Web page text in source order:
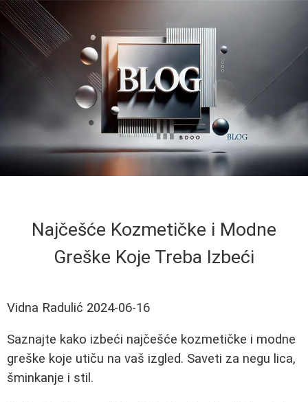
Najčešće Kozmetičke i Modne
Greške Koje Treba Izbeći
Vidna Radulić 2024-06-16
Saznajte kako izbeći najčešće kozmetičke i modne
greške koje utiču na vaš izgled. Saveti za negu lica,
šminkanje i stil.